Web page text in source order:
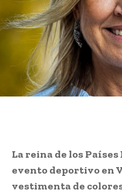
La reina de los
evento deportivo en
vestimenta de